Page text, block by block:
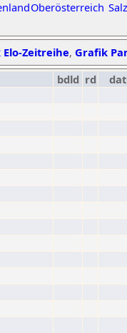
Oberösterreich
Zeitreihe, Grafik
bdld rd